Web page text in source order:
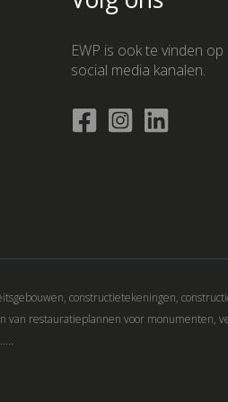
EWP is ook te vinden op
social media kanalen.
constructietekeningen,
restauratieplannen voor monumenten,